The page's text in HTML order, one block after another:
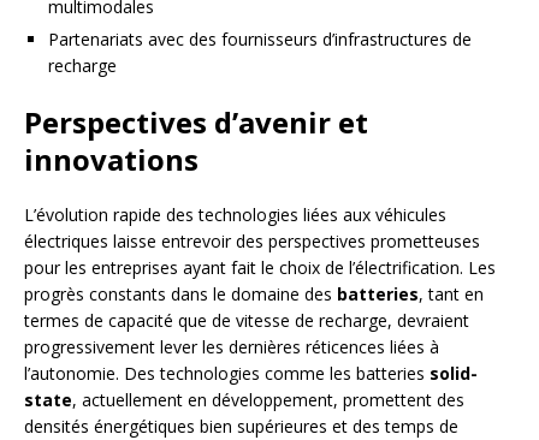
multimodales
Partenariats avec des fournisseurs d’infrastructures de
recharge
Perspectives d’avenir et
innovations
L’évolution rapide des technologies liées aux véhicules
électriques laisse entrevoir des perspectives prometteuses
pour les entreprises ayant fait le choix de l’électrification. Les
progrès constants dans le domaine des batteries, tant en
termes de capacité que de vitesse de recharge, devraient
progressivement lever les dernières réticences liées à
l’autonomie. Des technologies comme les batteries solid-
state, actuellement en développement, promettent des
densités énergétiques bien supérieures et des temps de